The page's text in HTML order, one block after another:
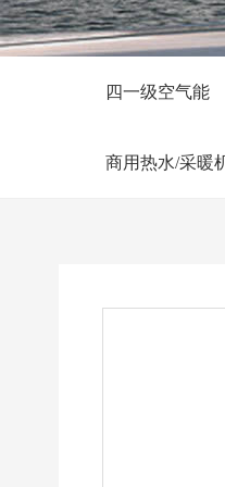
四一级空气能
商用热水/采暖